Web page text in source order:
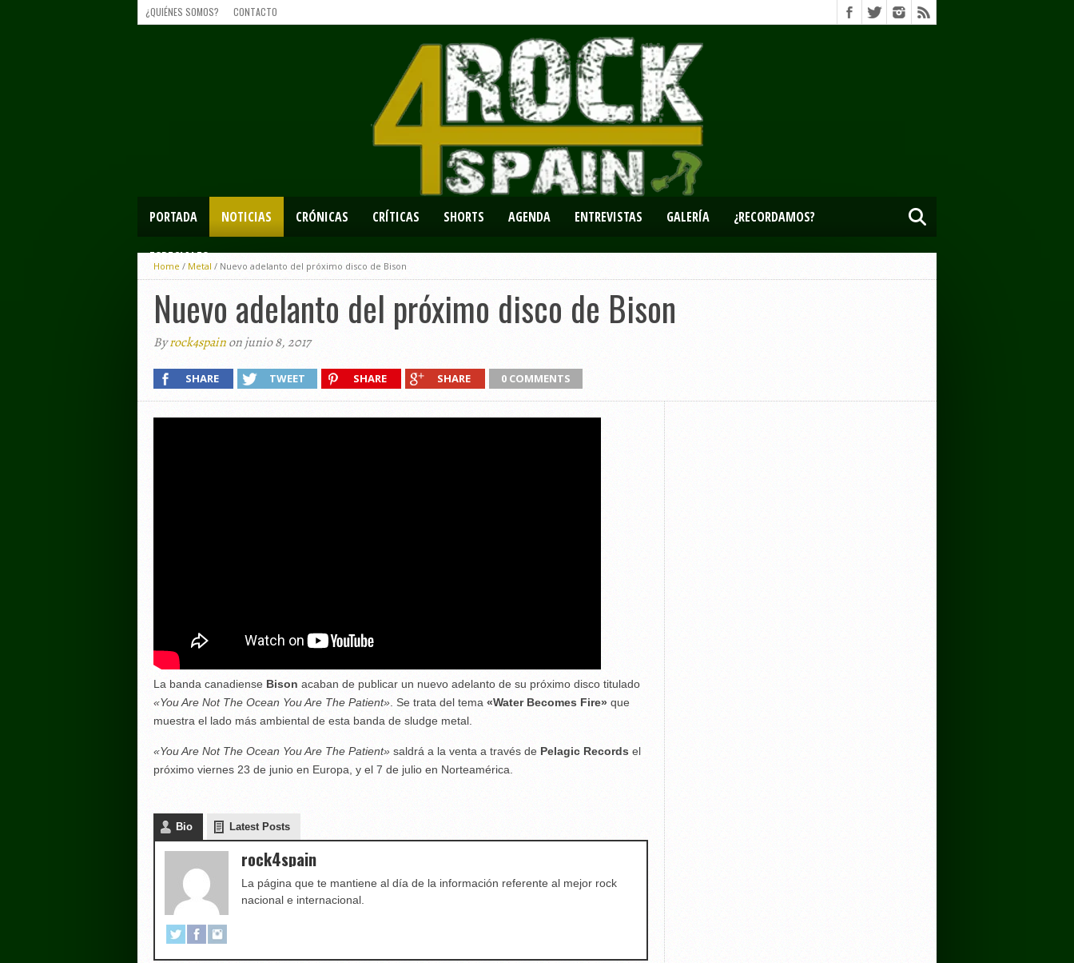
¿QUIÉNES SOMOS? CONTACTO
PORTADA NOTICIAS CRÓNICAS CRÍTICAS SHORTS AGENDA ENTREVISTAS GALERÍA ¿RECORDAMOS?
ESPECIALES
Home / Metal / Nuevo adelanto del próximo disco de Bison
Nuevo adelanto del próximo disco de Bison
Byrock4spainon junio 8, 2017
SHARE TWEET SHARE SHARE 0 COMMENTS
La banda canadiense Bison acaban de publicar un nuevo adelanto de su próximo disco titulado
«You Are Not The Ocean You Are The Patient». Se trata del tema «Water Becomes Fire»que
muestra el lado más ambiental de esta banda de sludge metal.
«You Are Not The Ocean You Are The Patient»saldrá a la venta a través de Pelagic Recordsel
próximo viernes 23 de junio en Europa, y el 7 de julio en Norteamérica.
Bio Latest Posts
rock4spain
La página que te mantiene al día de la información referente al mejor rock
nacional e internacional.